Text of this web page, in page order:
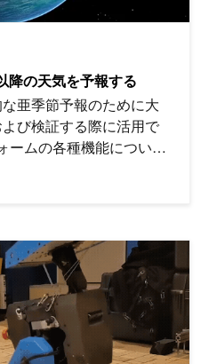
降の天気を予報する
亜季節予報のために大
び検証する際に活用で
ームの各種機能について
ションのためのオープンソー